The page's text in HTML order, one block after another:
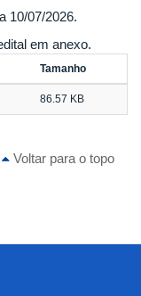
10/07/2026.
em anexo.
Tamanho
86.57 KB
Voltar para o topo